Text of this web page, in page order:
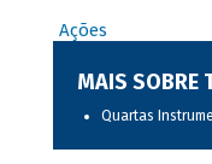
Ações
MAIS SOBRE
Quartas